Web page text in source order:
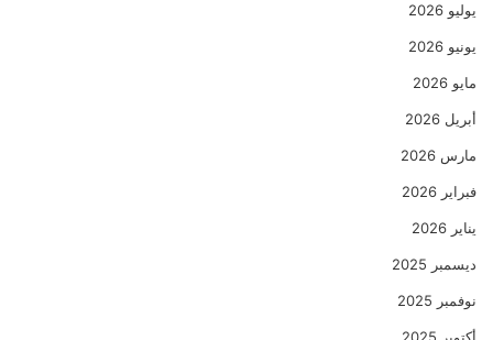
يوليو 2026
يونيو 2026
مايو 2026
أبريل 2026
مارس 2026
فبراير 2026
يناير 2026
ديسمبر 2025
نوفمبر 2025